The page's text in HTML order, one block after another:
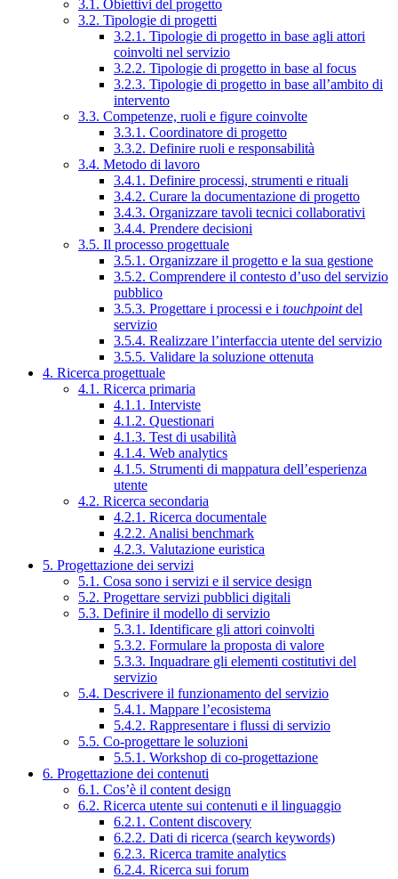
3.1. Obiettivi del progetto
3.2. Tipologie di progetti
3.2.1. Tipologie di progetto in base agli attori
coinvolti nel servizio
3.2.2. Tipologie di progetto in base al focus
3.2.3. Tipologie di progetto in base all’ambito di
intervento
3.3. Competenze, ruoli e figure coinvolte
3.3.1. Coordinatore di progetto
3.3.2. Definire ruoli e responsabilità
3.4. Metodo di lavoro
3.4.1. Definire processi, strumenti e rituali
3.4.2. Curare la documentazione di progetto
3.4.3. Organizzare tavoli tecnici collaborativi
3.4.4. Prendere decisioni
3.5. Il processo progettuale
3.5.1. Organizzare il progetto e la sua gestione
3.5.2. Comprendere il contesto d’uso del servizio
pubblico
3.5.3. Progettare i processi e i touchpointdel
servizio
3.5.4. Realizzare l’interfaccia utente del servizio
3.5.5. Validare la soluzione ottenuta
4. Ricerca progettuale
4.1. Ricerca primaria
4.1.1. Interviste
4.1.2. Questionari
4.1.3. Test di usabilità
4.1.4. Web analytics
4.1.5. Strumenti di mappatura dell’esperienza
utente
4.2. Ricerca secondaria
4.2.1. Ricerca documentale
4.2.2. Analisi benchmark
4.2.3. Valutazione euristica
5. Progettazione dei servizi
5.1. Cosa sono i servizi e il service design
5.2. Progettare servizi pubblici digitali
5.3. Definire il modello di servizio
5.3.1. Identificare gli attori coinvolti
5.3.2. Formulare la proposta di valore
5.3.3. Inquadrare gli elementi costitutivi del
servizio
5.4. Descrivere il funzionamento del servizio
5.4.1. Mappare l’ecosistema
5.4.2. Rappresentare i flussi di servizio
5.5. Co-progettare le soluzioni
5.5.1. Workshop di co-progettazione
6. Progettazione dei contenuti
6.1. Cos’è il content design
6.2. Ricerca utente sui contenuti e il linguaggio
6.2.1. Content discovery
6.2.2. Dati di ricerca (search keywords)
6.2.3. Ricerca tramite analytics
6.2.4. Ricerca sui forum